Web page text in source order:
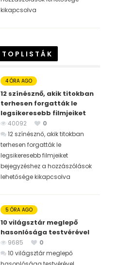
kikapcsolva
TOPLISTÁK
4 ÓRA AGO
12 színésznő, akik titokban
terhesen forgatták le
legsikeresebb filmjeiket
40092
0
12 színésznő, akik titokban
terhesen forgatták le
legsikeresebb filmjeiket
bejegyzéshez a hozzászólások
lehetősége kikapcsolva
5 ÓRA AGO
10 világsztár meglepő
hasonlósága testvérével
9685
0
10 világsztár meglepő